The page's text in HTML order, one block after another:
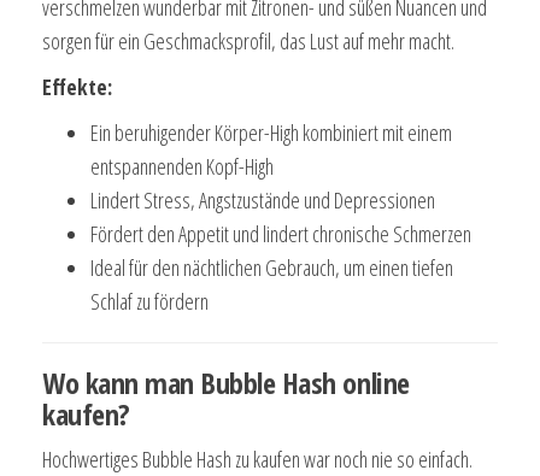
verschmelzen wunderbar mit Zitronen- und süßen Nuancen und
sorgen für ein Geschmacksprofil, das Lust auf mehr macht.
Effekte:
Ein beruhigender Körper-High kombiniert mit einem
entspannenden Kopf-High
Lindert Stress, Angstzustände und Depressionen
Fördert den Appetit und lindert chronische Schmerzen
Ideal für den nächtlichen Gebrauch, um einen tiefen
Schlaf zu fördern
Wo kann man Bubble Hash online
kaufen?
Hochwertiges Bubble Hash zu kaufen war noch nie so einfach.